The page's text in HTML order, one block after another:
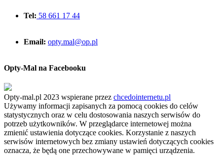
Tel: 58 661 17 44
Email: opty.mal@op.pl
Opty-Mal na Facebooku
Opty-mal.pl 2023 wspierane przez chcedointernetu.pl
Używamy informacji zapisanych za pomocą cookies do celów
statystycznych oraz w celu dostosowania naszych serwisów do
potrzeb użytkowników. W przeglądarce internetowej można
zmienić ustawienia dotyczące cookies. Korzystanie z naszych
serwisów internetowych bez zmiany ustawień dotyczących cookies
oznacza, że będą one przechowywane w pamięci urządzenia.